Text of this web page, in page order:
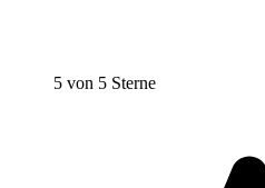
5 von 5 Sterne